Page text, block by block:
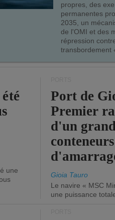
propres, des
permanentes
2035, un
de l'OMI et des
répression
transbordement
une
Port de
Premier
d'un
Gioia Tauro
Le navire « MSC
une puissance